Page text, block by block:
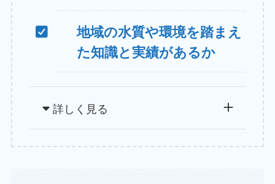
地域の水質や環境を踏まえ
た知識と実績があるか
詳しく見る